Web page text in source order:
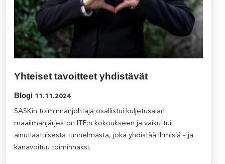
Yhteiset tavoitteet yhdistävät
Blogi 11.11.2024
SASKin toiminnanjohtaja osallistui kuljetusalan
maailmanjärjestön ITF:n kokoukseen ja vaikuttui
ainutlaatuisesta tunnelmasta, joka yhdistää ihmisiä – ja
kanavoituu toiminnaksi.